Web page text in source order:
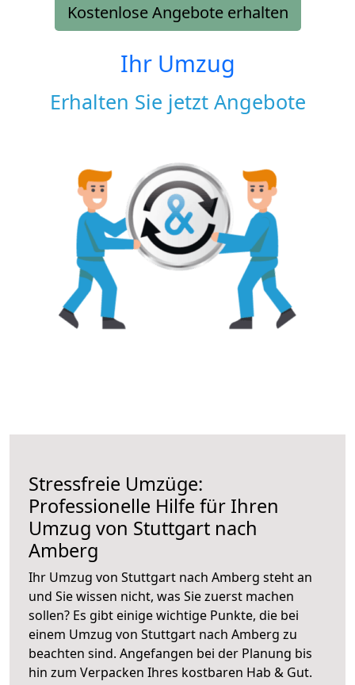
Kostenlose Angebote erhalten
Ihr Umzug
Erhalten Sie jetzt Angebote
Stressfreie Umzüge:
Professionelle Hilfe für Ihren
Umzug von Stuttgart nach
Amberg
Ihr Umzug von Stuttgart nach Amberg steht an
und Sie wissen nicht, was Sie zuerst machen
sollen? Es gibt einige wichtige Punkte, die bei
einem Umzug von Stuttgart nach Amberg zu
beachten sind. Angefangen bei der Planung bis
hin zum Verpacken Ihres kostbaren Hab & Gut.